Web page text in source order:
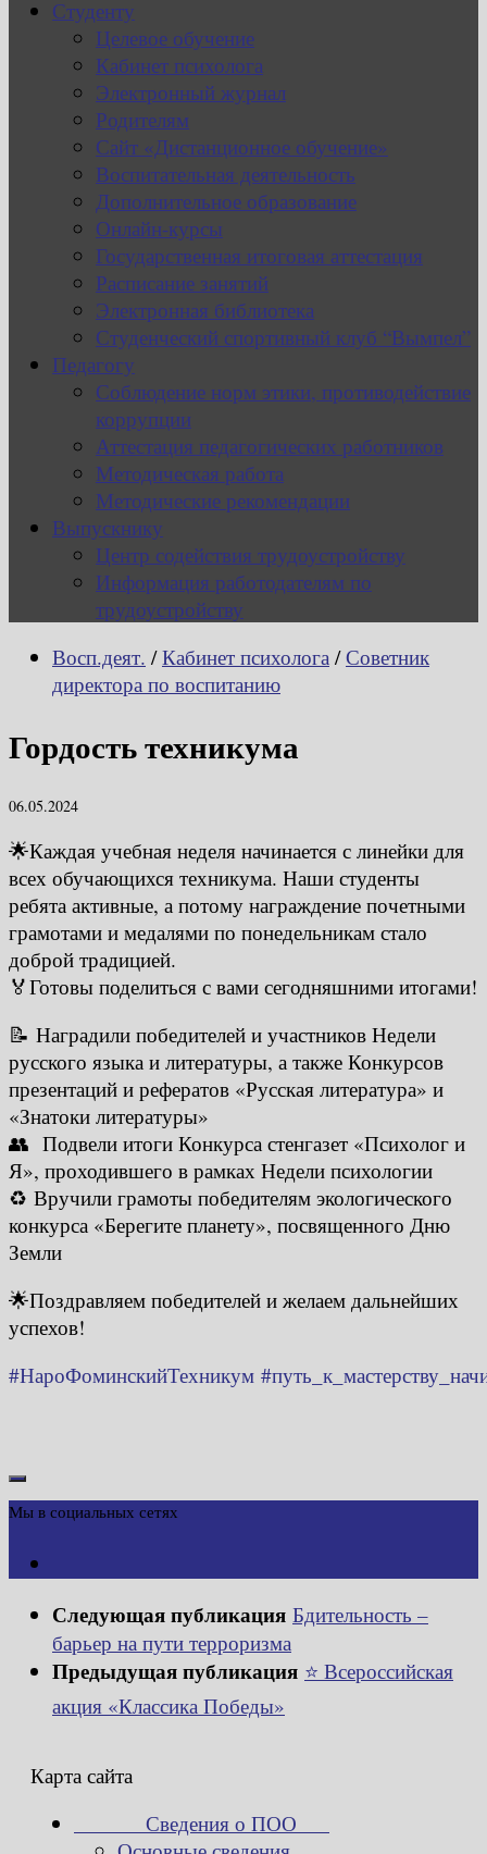
Студенту
Целевое обучение
Кабинет психолога
Электронный журнал
Родителям
Сайт «Дистанционное обучение»
Воспитательная деятельность
Дополнительное образование
Онлайн-курсы
Государственная итоговая аттестация
Расписание занятий
Электронная библиотека
Студенческий спортивный клуб “Вымпел”
Педагогу
Соблюдение норм этики, противодействие
коррупции
Аттестация педагогических работников
Методическая работа
Методические рекомендации
Выпускнику
Центр содействия трудоустройству
Информация работодателям по
трудоустройству
Восп.деят. / Кабинет психолога / Советник
директора по воспитанию
Гордость техникума
06.05.2024
🌟Каждая учебная неделя начинается с линейки для
всех обучающихся техникума. Наши студенты
ребята активные, а потому награждение почетными
грамотами и медалями по понедельникам стало
доброй традицией.
🏅Готовы поделиться с вами сегодняшними итогами!
📝 Наградили победителей и участников Недели
русского языка и литературы, а также Конкурсов
презентаций и рефератов «Русская литература» и
«Знатоки литературы»
👥 Подвели итоги Конкурса стенгазет «Психолог и
Я», проходившего в рамках Недели психологии
♻️ Вручили грамоты победителям экологического
конкурса «Берегите планету», посвященного Дню
Земли
🌟Поздравляем победителей и желаем дальнейших
успехов!
#НароФоминскийТехникум
Мы в социальных сетях
Следующая публикация Бдительность –
барьер на пути терроризма
Предыдущая публикация ⭐️ Всероссийская
акция «Классика Победы»
Карта сайта
Сведения о ПОО